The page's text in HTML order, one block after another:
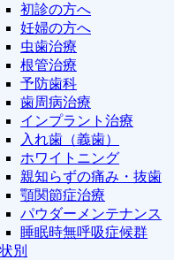
初診の方へ
妊婦の方へ
虫歯治療
根管治療
予防歯科
歯周病治療
インプラント治療
入れ歯（義歯）
ホワイトニング
親知らずの痛み・抜歯
顎関節症治療
パウダーメンテナンス
睡眠時無呼吸症候群
別